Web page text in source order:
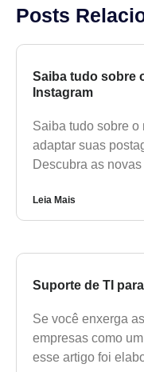
Posts
Saiba tudo sobre
Instagram
Saiba tudo sobre o
adaptar suas
Descubra as
Leia Mais
Suporte de TI
Se você enxerga
empresas como
esse artigo foi